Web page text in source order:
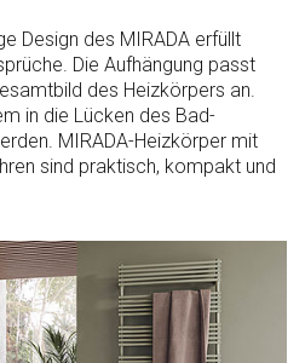
Design des MIRADA erfüllt
Die Aufhängung passt
des Heiz­körpers an.
in die Lücken des Bad-
MIRADA-Heizkörper mit
sind praktisch, kompakt und